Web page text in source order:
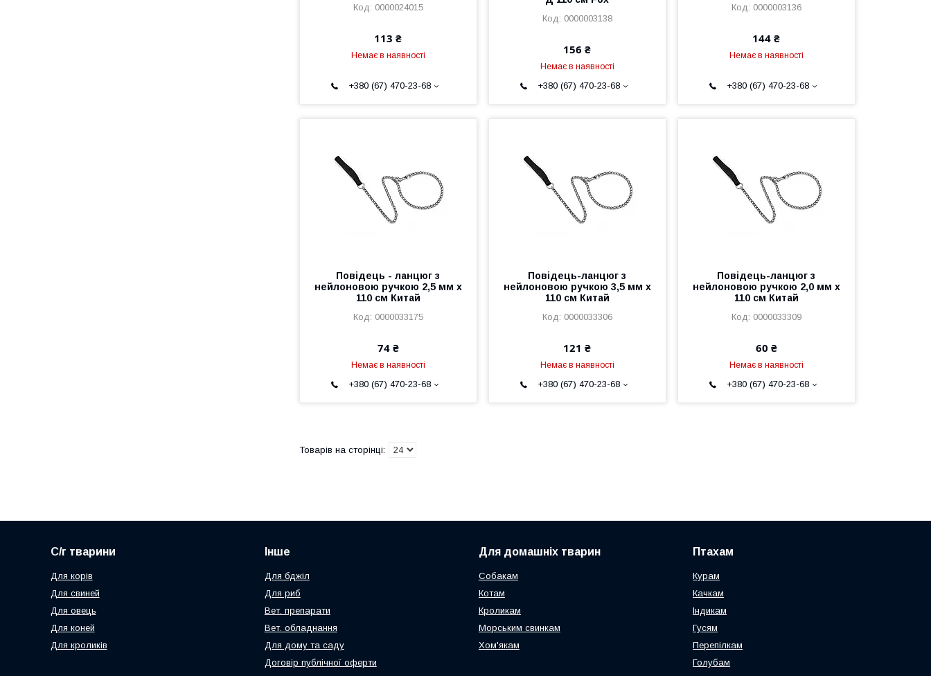
0000024015
113 ₴
Немає в наявності
+380 (67) 470-23-68
0000003138
156 ₴
Немає в наявності
+380 (67) 470-23-68
0000003136
144 ₴
Немає в наявності
+380 (67) 470-23-68
Повідець - ланцюг з
нейлоновою ручкою 2,5 мм х
110 см Китай
0000033175
74 ₴
Немає в наявності
+380 (67) 470-23-68
Повідець-ланцюг з
нейлоновою ручкою 3,5 мм х
110 см Китай
0000033306
121 ₴
Немає в наявності
+380 (67) 470-23-68
Повідець-ланцюг з
нейлоновою ручкою 2,0 мм х
110 см Китай
0000033309
60 ₴
Немає в наявності
+380 (67) 470-23-68
С/г тварини
Для корів
Для свиней
Для овець
Для коней
Для кроликів
Інше
Для бджіл
Для риб
Вет. препарати
Вет. обладнання
Для дому та саду
Договір публічної оферти
Для домашніх тварин
Собакам
Котам
Кроликам
Морським свинкам
Хом'якам
Птахам
Курам
Качкам
Індикам
Гусям
Перепілкам
Голубам